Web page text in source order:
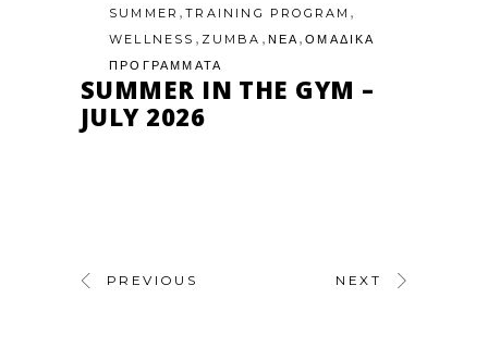
SUMMER ,TRAINING PROGRAM ,
WELLNESS , ZUMBA , ΝΕΑ,ΟΜΑΔΙΚΑ
ΠΡΟΓΡΑΜΜΑΤΑ
SUMMER IN THE GYM –
JULY 2026
PREVIOUS NEXT